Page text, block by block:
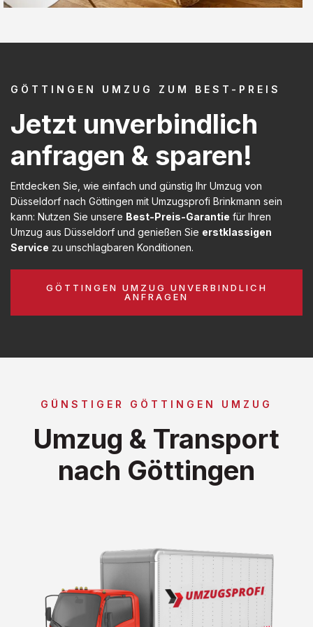
GÖTTINGEN UMZUG ZUM BEST-PREIS
Jetzt unverbindlich
anfragen & sparen!
Entdecken Sie, wie einfach und günstig Ihr Umzug von
Düsseldorf nach Göttingen mit Umzugsprofi Brinkmann sein
kann: Nutzen Sie unsere Best-Preis-Garantie für Ihren
Umzug aus Düsseldorf und genießen Sie erstklassigen
Service zu unschlagbaren Konditionen.
GÖTTINGEN UMZUG UNVERBINDLICH
ANFRAGEN
GÜNSTIGER GÖTTINGEN UMZUG
Umzug & Transport
nach Göttingen